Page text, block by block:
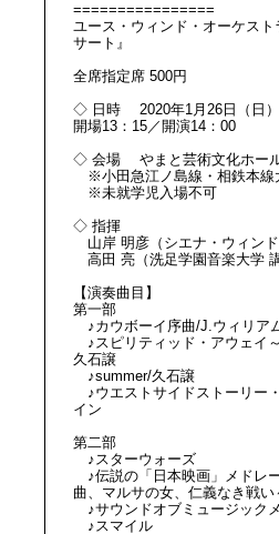
================
ユース・ウィンド・オーケス
サート』
全席指定席 500円
◇ 日時 2020年1月26日（日）
開場13：15／開演14：00
◇ 会場 やまと芸術文化ホール
※小田急江ノ島線・相鉄本線
※未就学児入場不可
◇ 指揮
山岸 明彦（シエナ・ウィンド
高田 亮（洗足学園音楽大学 講
【演奏曲目】
第一部
♪カウボーイ序曲/J.ウィリア
♪スピリティッド・アウェイ
久石譲
♪summer/久石譲
♪ウエストサイドストーリー
イン
第二部
♪スターウォーズ
♪伝説の「日本映画」メドレ
曲、マルサの女、仁義なき戦い
♪サウンドオブミュージック
♪スマイル